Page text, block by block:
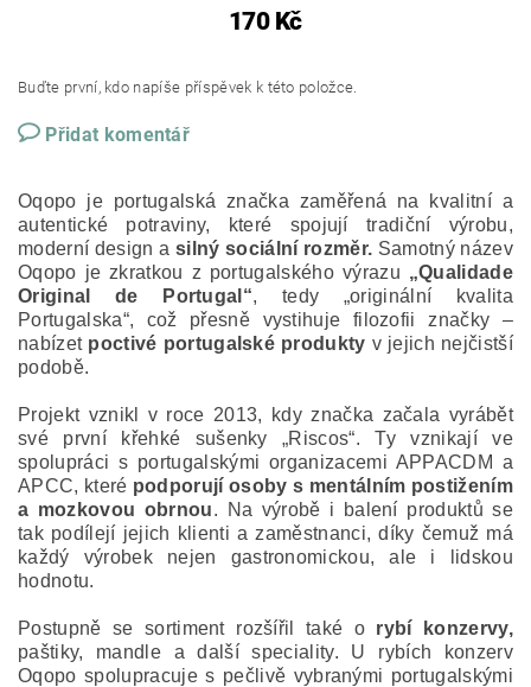
170 Kč
Buďte první, kdo napíše příspěvek k této položce.
Přidat komentář
Oqopo je portugalská značka zaměřená na kvalitní a
autentické potraviny, které spojují tradiční výrobu,
moderní design a silný sociální rozměr. Samotný název
Oqopo je zkratkou z portugalského výrazu „Qualidade
Original de Portugal“, tedy „originální kvalita
Portugalska“, což přesně vystihuje filozofii značky –
nabízetpoctivé portugalské produkty v jejich nejčistší
podobě.
Projekt vznikl v roce 2013, kdy značka začala vyrábět
své první křehké sušenky „Riscos“. Ty vznikají ve
spolupráci s portugalskými organizacemi APPACDM a
APCC, které podporují osoby s mentálním postižením
a mozkovou obrnou. Na výrobě i balení produktů se
tak podílejí jejich klienti a zaměstnanci, díky čemuž má
každý výrobek nejen gastronomickou, ale i lidskou
hodnotu.
Postupně se sortiment rozšířil také o rybí konzervy,
paštiky, mandle a další speciality. U rybích konzerv
Oqopo spolupracuje s pečlivě vybranými portugalskými